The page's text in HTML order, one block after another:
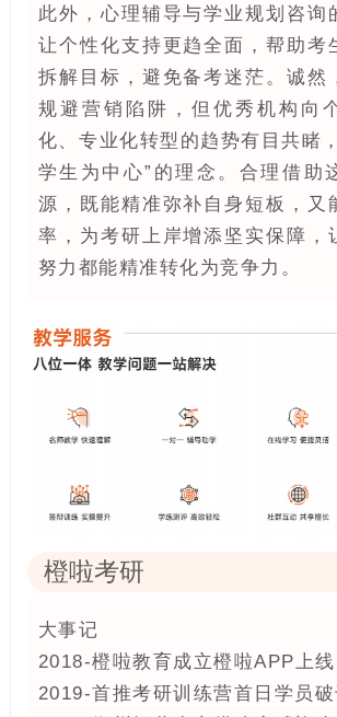
此外，心理辅导与学业规划咨询
让个性化支持更趋全面，帮助考
拆解目标，避免备考迷茫。诚然
规避营销陷阱，但优秀机构向
化、专业化转型的趋势有目共睹
学生为中心”的理念。合理借助
源，既能精准弥补自身短板，又
率，为考研上岸增添坚实保障，
努力都能精准转化为竞争力。
橙啦考研
大事记
2018-橙啦教育成立橙啦APP上线
2019-首推考研训练营首日学员破